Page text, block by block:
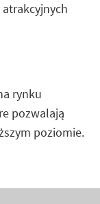
rynku
pozwalają
poziomie.